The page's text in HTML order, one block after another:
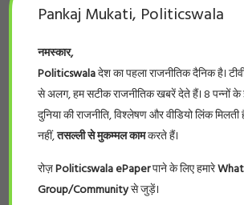
Pankaj Mukati, Politicswala
नमस्कार,
Politicswalaदेश का पहला राजनीतिक दैनिक है।
से अलग, हम सटीक राजनीतिक खबरें देते हैं। 8 पन्नों
दुनिया की राजनीति, विश्लेषण और वीडियो लिंक
नहीं,तसल्ली से मुकम्मल कामकरते हैं।
रोज़Politicswala ePaperपाने के लिए हमारे
Group/Communityसे जुड़ें।